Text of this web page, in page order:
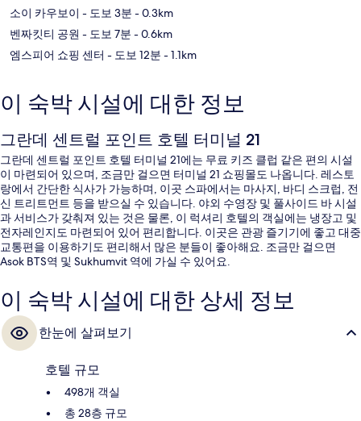
소이 카우보이 - 도보 3분 - 0.3km
벤짜킷티 공원 - 도보 7분 - 0.6km
엠스피어 쇼핑 센터 - 도보 12분 - 1.1km
이 숙박 시설에 대한 정보
그란데 센트럴 포인트 호텔 터미널 21
그란데 센트럴 포인트 호텔 터미널 21에는 무료 키즈 클럽 같은 편의 시설
이 마련되어 있으며, 조금만 걸으면 터미널 21 쇼핑몰도 나옵니다. 레스토
랑에서 간단한 식사가 가능하며, 이곳 스파에서는 마사지, 바디 스크럽, 전
신 트리트먼트 등을 받으실 수 있습니다. 야외 수영장 및 풀사이드 바 시설
과 서비스가 갖춰져 있는 것은 물론, 이 럭셔리 호텔의 객실에는 냉장고 및
전자레인지도 마련되어 있어 편리합니다. 이곳은 관광 즐기기에 좋고 대중
교통편을 이용하기도 편리해서 많은 분들이 좋아해요. 조금만 걸으면
Asok BTS역 및 Sukhumvit 역에 가실 수 있어요.
이 숙박 시설에 대한 상세 정보
한눈에 살펴보기
호텔 규모
498개 객실
총 28층 규모